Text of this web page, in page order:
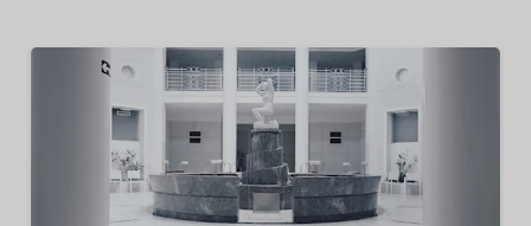
Récupération sportive